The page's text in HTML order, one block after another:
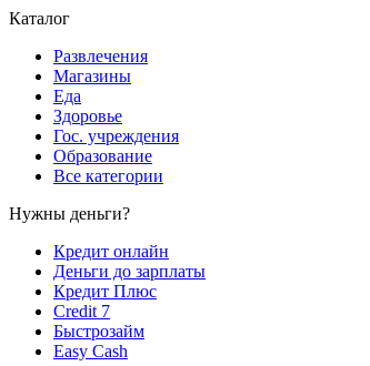
Каталог
Развлечения
Магазины
Еда
Здоровье
Гос. учреждения
Образование
Все категории
Нужны деньги?
Кредит онлайн
Деньги до зарплаты
Кредит Плюс
Credit 7
Быстрозайм
Easy Cash